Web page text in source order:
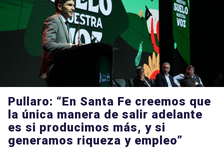
Pullaro: “En Santa Fe creemos que
la única manera de salir adelante
es si producimos más, y si
generamos riqueza y empleo”